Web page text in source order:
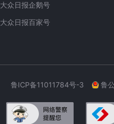
大众日报企鹅号
大众日报百家号
鲁ICP备11011784号-3 鲁